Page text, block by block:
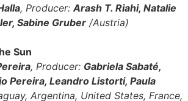
, Producer: Arash T. Riahi, Natalie
Sabine Gruber /Austria)
Sun
, Producer: Gabriela Sabaté,
Pereira, Leandro Listorti, Paula
Argentina, United States, France,